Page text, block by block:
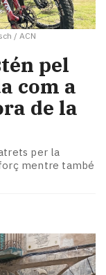
/ ACN
pel
com a
de la
per la
mentre també